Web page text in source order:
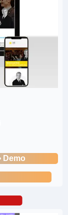
Demo